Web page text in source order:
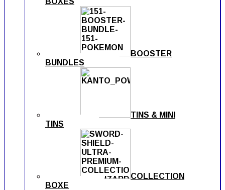
BOOSTER
BUNDLES
TINS & MINI
TINS
COLLECTION
BOXE